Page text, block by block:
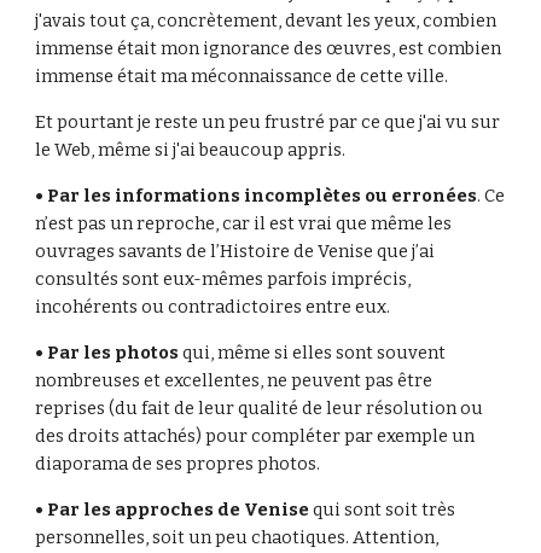
j'avais tout ça, concrètement, devant les yeux, combien
immense était mon ignorance des œuvres, est combien
immense était ma méconnaissance de cette ville.
Et pourtant je reste un peu frustré par ce que j'ai vu sur
le Web, même si j'ai beaucoup appris.
• Par les informations incomplètes ou erronées. Ce
n’est pas un reproche, car il est vrai que même les
ouvrages savants de l’Histoire de Venise que j’ai
consultés sont eux-mêmes parfois imprécis,
incohérents ou contradictoires entre eux.
• Par les photos qui, même si elles sont souvent
nombreuses et excellentes, ne peuvent pas être
reprises (du fait de leur qualité de leur résolution ou
des droits attachés) pour compléter par exemple un
diaporama de ses propres photos.
• Par les approches de Venise qui sont soit très
personnelles, soit un peu chaotiques. Attention,